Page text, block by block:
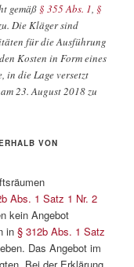
gemäß § 355 Abs. 1 §
Die Kläger sind
für die Ausführung
Kosten in Form eines
in die Lage versetzt
23. August 2018 zu
VON G
Abs. 1 Satz 1 Nr. 2
kein Angebot
in§ 312b Abs. 1 Satz
Das Angebot im
Bei der Erklärung